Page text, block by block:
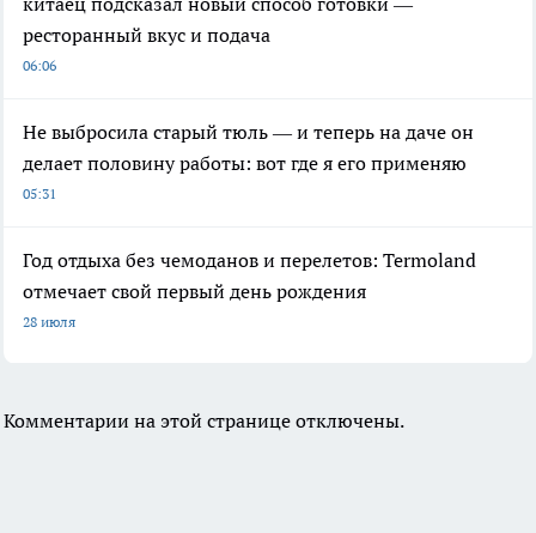
ресторанный вкус и подача
06:06
Не выбросила старый тюль — и теперь на даче он
делает половину работы: вот где я его применяю
05:31
Год отдыха без чемоданов и перелетов: Termoland
отмечает свой первый день рождения
28 июля
Комментарии на этой странице отключены.